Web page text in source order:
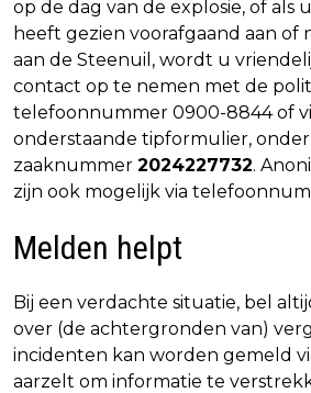
op de dag van de explosie, of als
heeft gezien voorafgaand aan of
aan de Steenuil, wordt u
contact op te nemen met de
telefoonnummer 0900-8844 of
onderstaande tipformulier,
zaaknummer 2024227732.
zijn ook mogelijk via
Melden helpt
Bij een verdachte situatie, bel
over (de achtergronden van)
incidenten kan worden gemeld
aarzelt om informatie te